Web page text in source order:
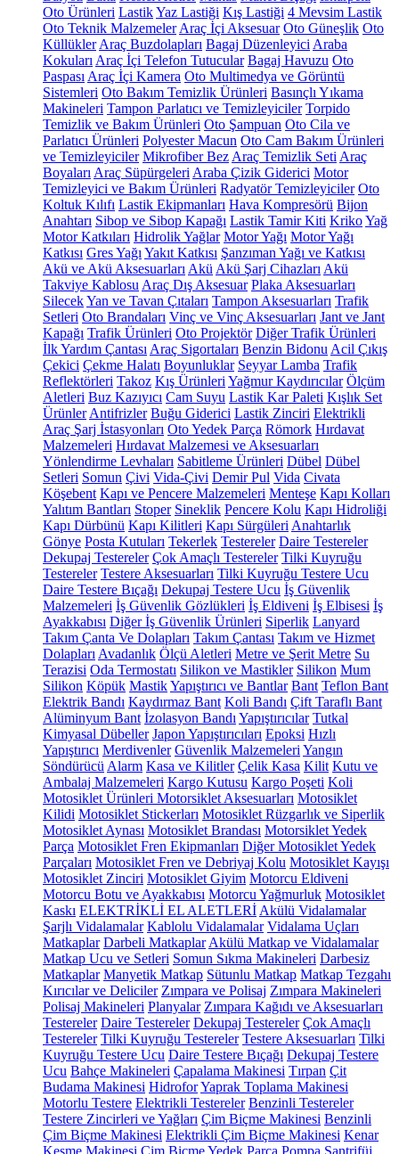
Oto Ürünleri LastikYaz Lastiği Kış Lastiği 4 Mevsim Lastik
Oto Teknik Malzemeler Araç İçi Aksesuar Oto Güneşlik Oto
Küllükler Araç Buzdolapları Bagaj Düzenleyici Araba
Kokuları Araç İçi Telefon Tutucular Bagaj Havuzu Oto
Paspası Araç İçi Kamera Oto Multimedya ve Görüntü
Sistemleri Oto Bakım Temizlik Ürünleri Basınçlı Yıkama
Makineleri Tampon Parlatıcı ve Temizleyiciler Torpido
Temizlik ve Bakım Ürünleri Oto Şampuan Oto Cila ve
Parlatıcı Ürünleri Polyester Macun Oto Cam Bakım Ürünleri
ve Temizleyiciler Mikrofiber Bez Araç Temizlik Seti Araç
Boyaları Araç Süpürgeleri Araba Çizik Giderici Motor
Temizleyici ve Bakım Ürünleri Radyatör Temizleyiciler Oto
Koltuk Kılıfı Lastik Ekipmanları Hava Kompresörü Bijon
Anahtarı Sibop ve Sibop Kapağı Lastik Tamir Kiti KrikoYağ
Motor Katkıları Hidrolik Yağlar Motor Yağı Motor Yağı
Katkısı Gres Yağı Yakıt Katkısı Şanzıman Yağı ve Katkısı
Akü ve Akü Aksesuarları Akü Akü Şarj Cihazları Akü
Takviye Kablosu Araç Dış Aksesuar Plaka Aksesuarları
SilecekYan ve Tavan Çıtaları Tampon Aksesuarları Trafik
Setleri Oto Brandaları Vinç ve Vinç Aksesuarları Jant ve Jant
Kapağı Trafik Ürünleri Oto Projektör Diğer Trafik Ürünleri
İlk Yardım Çantası Araç Sigortaları Benzin Bidonu Acil Çıkış
Çekici Çekme Halatı Boyunluklar Seyyar Lamba Trafik
Reflektörleri Takoz Kış Ürünleri Yağmur Kaydırıcılar Ölçüm
Aletleri Buz Kazıyıcı Cam Suyu Lastik Kar Paleti Kışlık Set
Ürünler Antifrizler Buğu Giderici Lastik Zinciri Elektrikli
Araç Şarj İstasyonları Oto Yedek Parça Römork Hırdavat
Malzemeleri Hırdavat Malzemesi ve Aksesuarları
Yönlendirme Levhaları Sabitleme Ürünleri Dübel Dübel
Setleri Somun Çivi Vida-Çivi Demir Pul Vida Civata
Köşebent Kapı ve Pencere Malzemeleri Menteşe Kapı Kolları
Yalıtım Bantları Stoper Sineklik Pencere Kolu Kapı Hidroliği
Kapı Dürbünü Kapı Kilitleri Kapı Sürgüleri Anahtarlık
Gönye Posta Kutuları Tekerlek Testereler Daire Testereler
Dekupaj Testereler Çok Amaçlı Testereler Tilki Kuyruğu
Testereler Testere Aksesuarları Tilki Kuyruğu Testere Ucu
Daire Testere Bıçağı Dekupaj Testere Ucu İş Güvenlik
Malzemeleri İş Güvenlik Gözlükleri İş Eldiveni İş Elbisesi İş
Ayakkabısı Diğer İş Güvenlik Ürünleri Siperlik Lanyard
Takım Çanta Ve Dolapları Takım Çantası Takım ve Hizmet
Dolapları Avadanlık Ölçü Aletleri Metre ve Şerit Metre Su
Terazisi Oda Termostatı Silikon ve Mastikler Silikon Mum
Silikon Köpük MastikYapıştırıcı ve Bantlar Bant Teflon Bant
Elektrik Bandı Kaydırmaz Bant Koli Bandı Çift Taraflı Bant
Alüminyum Bant İzolasyon Bandı Yapıştırıcılar Tutkal
Kimyasal Dübeller Japon Yapıştırıcıları Epoksi Hızlı
Yapıştırıcı Merdivenler Güvenlik Malzemeleri Yangın
Söndürücü Alarm Kasa ve Kilitler Çelik Kasa Kilit Kutu ve
Ambalaj Malzemeleri Kargo Kutusu Kargo Poşeti Koli
Motosiklet Ürünleri Motorsiklet Aksesuarları Motosiklet
Kilidi Motosiklet Stickerları Motosiklet Rüzgarlık ve Siperlik
Motosiklet Aynası Motosiklet Brandası Motorsiklet Yedek
Parça Motosiklet Fren Ekipmanları Diğer Motosiklet Yedek
Parçaları Motosiklet Fren ve Debriyaj Kolu Motosiklet Kayışı
Motosiklet Zinciri Motosiklet Giyim Motorcu Eldiveni
Motorcu Botu ve Ayakkabısı Motorcu Yağmurluk Motosiklet
Kaskı ELEKTRİKLİ EL ALETLERİ Akülü Vidalamalar
Şarjlı Vidalamalar Kablolu Vidalamalar Vidalama Uçları
Matkaplar Darbeli Matkaplar Akülü Matkap ve Vidalamalar
Matkap Ucu ve Setleri Somun Sıkma Makineleri Darbesiz
Matkaplar Manyetik Matkap Sütunlu Matkap Matkap Tezgahı
Kırıcılar ve Deliciler Zımpara ve Polisaj Zımpara Makineleri
Polisaj Makineleri Planyalar Zımpara Kağıdı ve Aksesuarları
Testereler Daire Testereler Dekupaj Testereler Çok Amaçlı
Testereler Tilki Kuyruğu Testereler Testere Aksesuarları Tilki
Kuyruğu Testere Ucu Daire Testere Bıçağı Dekupaj Testere
Ucu Bahçe Makineleri Çapalama Makinesi Tırpan Çit
Budama Makinesi HidroforYaprak Toplama Makinesi
Motorlu Testere Elektrikli Testereler Benzinli Testereler
Testere Zincirleri ve Yağları Çim Biçme Makinesi Benzinli
Çim Biçme Makinesi Elektrikli Çim Biçme Makinesi Kenar
Kesme Makinesi Çim Biçme Yedek Parça Pompa Santrifüj